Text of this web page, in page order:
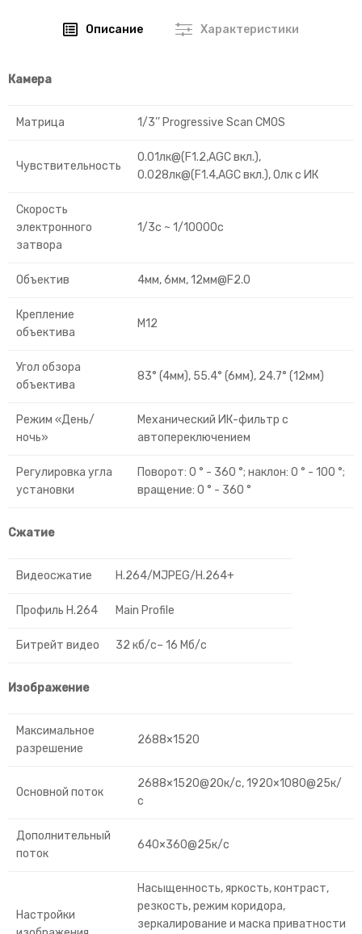
Описание Характеристики
Камера
Матрица 1/3’’ Progressive Scan CMOS
Чувствительность
0.01лк@(F1.2,AGC вкл.),
0.028лк@(F1.4,AGC вкл.), 0лк с ИК
Скорость
электронного
затвора
1/3с ~ 1/10000с
Объектив 4мм, 6мм, 12мм@F2.0
Крепление
объектива
M12
Угол обзора
объектива
83° (4мм), 55.4° (6мм), 24.7° (12мм)
Режим «День/
ночь»
Механический ИК-фильтр с
автопереключением
Регулировка угла
установки
Поворот: 0 ° - 360 °; наклон: 0 ° - 100 °;
вращение: 0 ° - 360 °
Сжатие
Видеосжатие H.264/MJPEG/H.264+
Профиль H.264 Main Profile
Битрейт видео 32 кб/с– 16 Мб/с
Изображение
Максимальное
разрешение
2688×1520
Основной поток
2688×1520@20к/с, 1920×1080@25к/
с
Дополнительный
поток
640×360@25к/с
Настройки
Насыщенность, яркость, контраст,
резкость, режим коридора,
зеркалирование и маска приватности